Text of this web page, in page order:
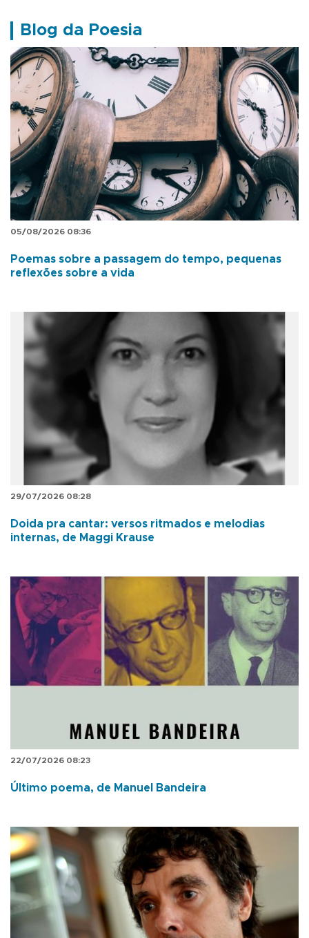
Blog da Poesia
05/08/2026 08:36
Poemas sobre a passagem do tempo, pequenas
reflexões sobre a vida
29/07/2026 08:28
Doida pra cantar: versos ritmados e melodias
internas, de Maggi Krause
22/07/2026 08:23
Último poema, de Manuel Bandeira